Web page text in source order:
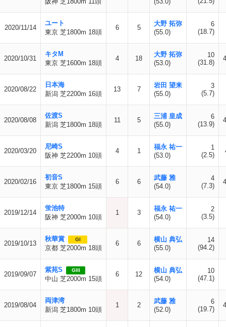
2020/11/14
ユート
東京 芝1800m 18頭
6 5
大野 拓弥
(55.0)
6
(18.7)
2020/10/31
キタM
東京 芝1600m 18頭
4 18
大野 拓弥
(53.0)
10
(31.8)
2020/08/22
日本海
新潟 芝2200m 16頭
13 7
岩田 望来
(55.0)
3
(5.7)
2020/08/08
佐渡S
新潟 芝1800m 18頭
11 5
三浦 皇成
(55.0)
6
(13.9)
2020/03/20
尼崎S
阪神 芝2200m 10頭
4 1
福永 祐一
(53.0)
1
(2.5)
2020/02/16
初音S
東京 芝1800m 15頭
6 6
武藤 雅
(54.0)
4
(7.3)
2019/12/14
蛍池特
阪神 芝2000m 10頭
1 3
福永 祐一
(54.0)
2
(3.5)
2019/10/13
秋華賞 GI
京都 芝2000m 18頭
6 6
横山 典弘
(55.0)
14
(94.2)
2019/09/07
紫苑S GIII
中山 芝2000m 15頭
6 12
横山 典弘
(54.0)
10
(47.1)
2019/08/04
両津湾
新潟 芝1800m 10頭
1 2
武藤 雅
(52.0)
6
(19.7)